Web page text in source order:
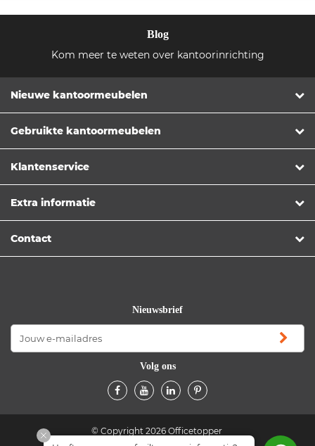
Blog
Kom meer te weten over kantoorinrichting
Nieuwe kantoormeubelen
Gebruikte kantoormeubelen
Klantenservice
Extra informatie
Contact
Nieuwsbrief
Volg ons
© Copyright 2026 Officetopper